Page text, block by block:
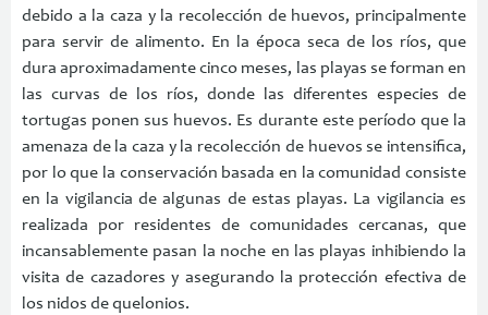
debido a la caza y la recolección de huevos, principalmente
para servir de alimento. En la época seca de los ríos, que
dura aproximadamente cinco meses, las playas se forman en
las curvas de los ríos, donde las diferentes especies de
tortugas ponen sus huevos. Es durante este período que la
amenaza de la caza y la recolección de huevos se intensifica,
por lo que la conservación basada en la comunidad consiste
en la vigilancia de algunas de estas playas. La vigilancia es
realizada por residentes de comunidades cercanas, que
incansablemente pasan la noche en las playas inhibiendo la
visita de cazadores y asegurando la protección efectiva de
los nidos de quelonios.